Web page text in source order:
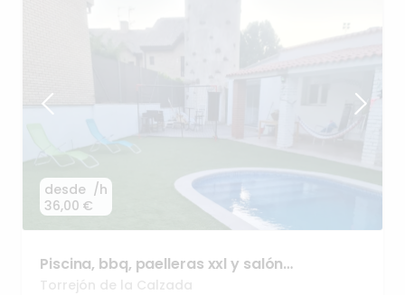
desde
36,00 €
/h
Piscina​,​ bbq​,​ paelleras xxl y salón
multijuegos ✨
Torrejón de la Calzada